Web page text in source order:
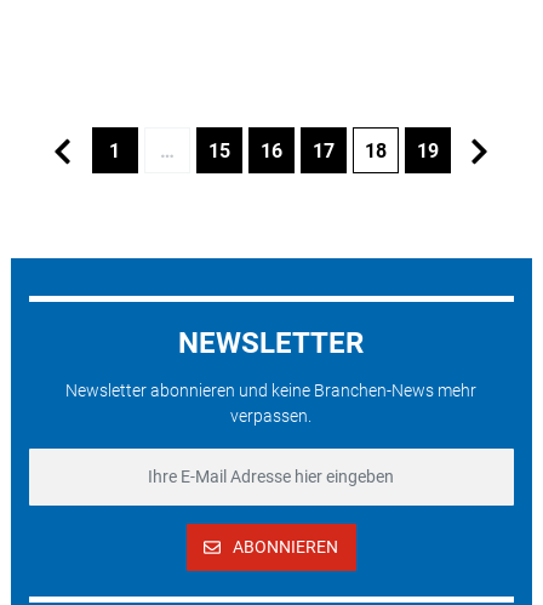
1 … 15 16 17 18 19
NEWSLETTER
Newsletter abonnieren und keine Branchen-News mehr
verpassen.
ABONNIEREN